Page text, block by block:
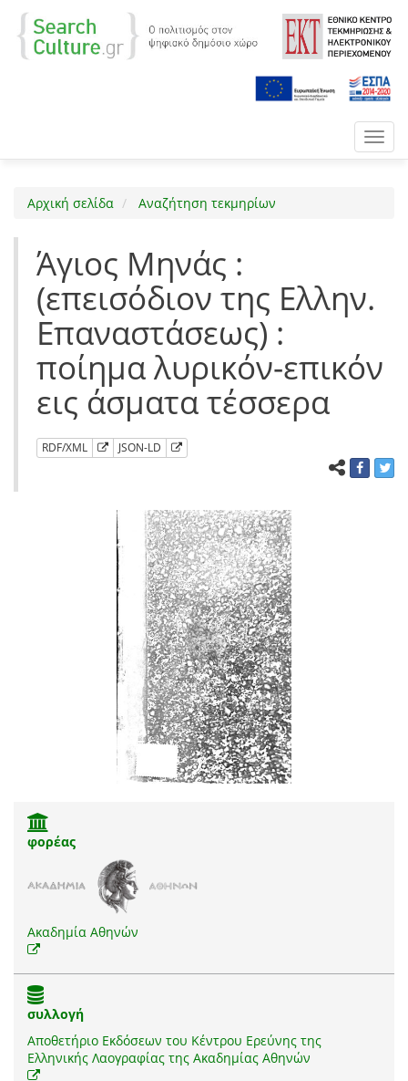
Αρχική σελίδα Αναζήτηση τεκμηρίων
Άγιος Μηνάς :
(επεισόδιον της Ελλην.
Επαναστάσεως) :
ποίημα λυρικόν-επικόν
εις άσματα τέσσερα
RDF/XML JSON-LD
φορέας
Ακαδημία Αθηνών
συλλογή
Αποθετήριο Εκδόσεων του Κέντρου Ερεύνης της
Ελληνικής Λαογραφίας της Ακαδημίας Αθηνών